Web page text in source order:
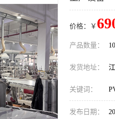
价格：￥
产品数量：
发货地址：
关键词：
发布日期：